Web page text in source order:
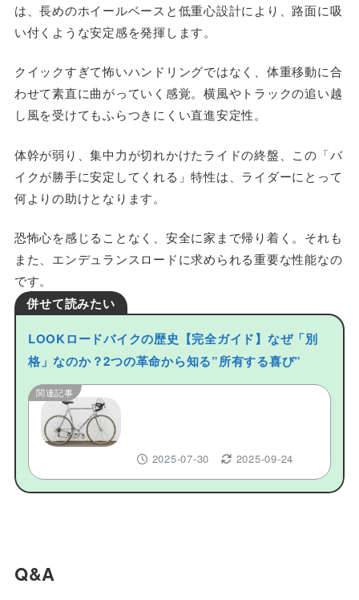
は、長めのホイールベースと低重心設計により、路面に吸
い付くような安定感を発揮します。
クイックすぎて怖いハンドリングではなく、体重移動に合
わせて素直に曲がっていく感覚。横風やトラックの追い越
し風を受けてもふらつきにくい直進安定性。
体幹が弱り、集中力が切れかけたライドの終盤、この「バ
イクが勝手に安定してくれる」特性は、ライダーにとって
何よりの助けとなります。
恐怖心を感じることなく、安全に家まで帰り着く。それも
また、エンデュランスロードに求められる重要な性能なの
です。
併せて読みたい
LOOKロードバイクの歴史【完全ガイド】なぜ「別
格」なのか？2つの革命から知る”所有する喜び”
関連記事
2025-07-30 2025-09-24
Q&A